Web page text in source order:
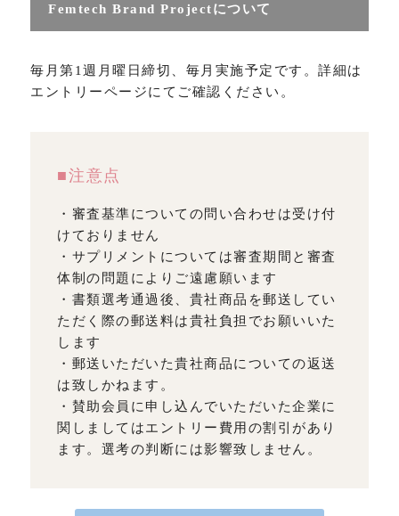
Femtech Brand Projectについて
毎月第1週月曜日締切、毎月実施予定です。詳細は
エントリーページにてご確認ください。
■注意点
・審査基準についての問い合わせは受け付
けておりません
・サプリメントについては審査期間と審査
体制の問題によりご遠慮願います
・書類選考通過後、貴社商品を郵送してい
ただく際の郵送料は貴社負担でお願いいた
します
・郵送いただいた貴社商品についての返送
は致しかねます。
・賛助会員に申し込んでいただいた企業に
関しましてはエントリー費用の割引があり
ます。選考の判断には影響致しません。